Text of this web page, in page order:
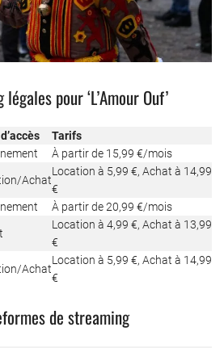
pour ‘L’Amour Ouf’
Tarifs
À partir de 15,99 €/mois
Achat
Location à 5,99 €, Achat à 14,99
€
À partir de 20,99 €/mois
Location à 4,99 €, Achat à 13,99
€
Achat
Location à 5,99 €, Achat à 14,99
€
de streaming